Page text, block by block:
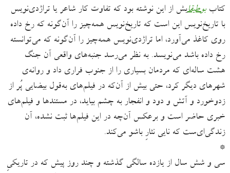
کتاببوطیقایش از این نوشته بود که تفاوت کار شاعر یا تراژدی‌نویس
با تاریخ‌نویس این است که تاریخ‌نویس همه‌چیز را آن‌گونه که رخ داده
روی کاغذ می‌آورد، اما تراژدی‌‌نویس همه‌چیز را آن‌گونه که می‌‌توانسته
رخ داده باشد می‌نویسد. به نظر می‌رسد جنبه‌های واقعی آن جنگ
هشت ساله‌ای که مردمان بسیاری را از جنوب فراری داد و روانه‌ی
شهرهای دیگر کرد، حتی بیش از آن‌که در فیلم‌های به‌قول بیضایی پُر از
زدوخورد و آتش و دود و انفجار به چشم بیاید، در مستندها و فیلم‌های
خبری حاضر است و برعکس آن‌چه در این فیلم‌ها ثبت نشده، آن
زندگی‌‌ای‌ست که نایی نثارِ باشو می‌کند.
*
سی و شش سال از یازده سالگی گذشته و چند روز پیش که در تاریکیِ